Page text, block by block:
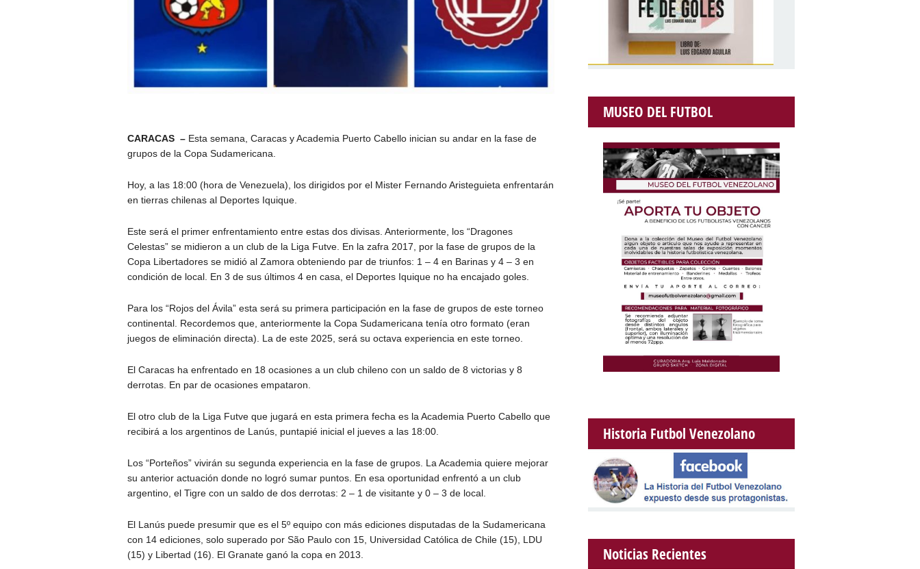
CARACAS – Esta semana, Caracas y Academia Puerto Cabello inician su andar en la fase de
grupos de la Copa Sudamericana.
Hoy, a las 18:00 (hora de Venezuela), los dirigidos por el Mister Fernando Aristeguieta enfrentarán
en tierras chilenas al Deportes Iquique.
Este será el primer enfrentamiento entre estas dos divisas. Anteriormente, los “Dragones
Celestas” se midieron a un club de la Liga Futve. En la zafra 2017, por la fase de grupos de la
Copa Libertadores se midió al Zamora obteniendo par de triunfos: 1 – 4 en Barinas y 4 – 3 en
condición de local. En 3 de sus últimos 4 en casa, el Deportes Iquique no ha encajado goles.
Para los “Rojos del Ávila” esta será su primera participación en la fase de grupos de este torneo
continental. Recordemos que, anteriormente la Copa Sudamericana tenía otro formato (eran
juegos de eliminación directa). La de este 2025, será su octava experiencia en este torneo.
El Caracas ha enfrentado en 18 ocasiones a un club chileno con un saldo de 8 victorias y 8
derrotas. En par de ocasiones empataron.
El otro club de la Liga Futve que jugará en esta primera fecha es la Academia Puerto Cabello que
recibirá a los argentinos de Lanús, puntapié inicial el jueves a las 18:00.
Los “Porteños” vivirán su segunda experiencia en la fase de grupos. La Academia quiere mejorar
su anterior actuación donde no logró sumar puntos. En esa oportunidad enfrentó a un club
argentino, el Tigre con un saldo de dos derrotas: 2 – 1 de visitante y 0 – 3 de local.
El Lanús puede presumir que es el 5º equipo con más ediciones disputadas de la Sudamericana
con 14 ediciones, solo superado por São Paulo con 15, Universidad Católica de Chile (15), LDU
(15) y Libertad (16). El Granate ganó la copa en 2013.
MUSEO DEL FUTBOL
Historia Futbol Venezolano
Noticias Recientes